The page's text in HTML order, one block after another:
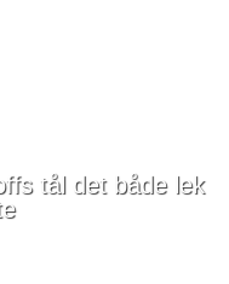
tål det både lek